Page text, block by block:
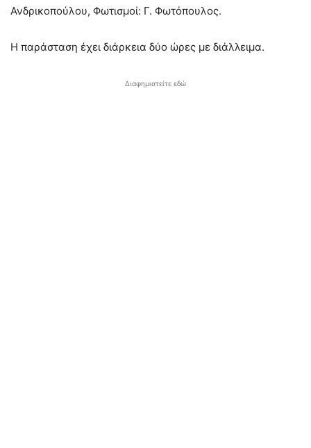
Ανδρικοπούλου, Φωτισμοί: Γ. Φωτόπουλος.
Η παράσταση έχει διάρκεια δύο ώρες με διάλλειμα.
Διαφημιστείτε εδώ